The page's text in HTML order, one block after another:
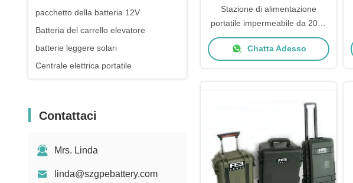
pacchetto della batteria 12V
Batteria del carrello elevatore
batterie leggere solari
Centrale elettrica portatile
Contattaci
Mrs. Linda
linda@szgpebattery.com
Stazione di alimentazione
portatile impermeabile da 2000
W con batteria LiFePO4 per uso
interno ed esterno
Chatta Adesso